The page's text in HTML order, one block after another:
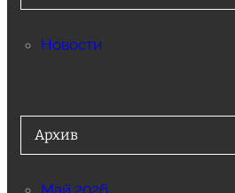
Новости
Архив